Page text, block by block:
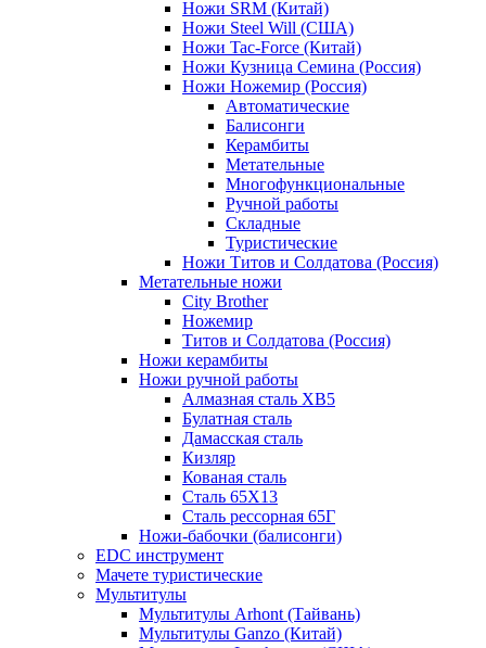
Ножи SRM (Китай)
Ножи Steel Will (США)
Ножи Tac-Force (Китай)
Ножи Кузница Семина (Россия)
Ножи Ножемир (Россия)
Автоматические
Балисонги
Керамбиты
Метательные
Многофункциональные
Ручной работы
Складные
Туристические
Ножи Титов и Солдатова (Россия)
Метательные ножи
City Brother
Ножемир
Титов и Солдатова (Россия)
Ножи керамбиты
Ножи ручной работы
Алмазная сталь ХВ5
Булатная сталь
Дамасская сталь
Кизляр
Кованая сталь
Сталь 65Х13
Сталь рессорная 65Г
Ножи-бабочки (балисонги)
EDC инструмент
Мачете туристические
Мультитулы
Мультитулы Arhont (Тайвань)
Мультитулы Ganzo (Китай)